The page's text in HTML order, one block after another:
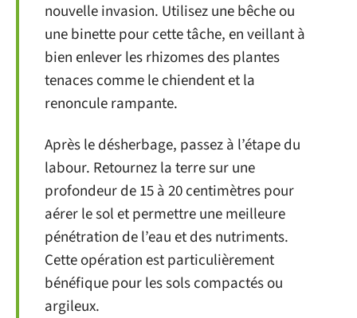
nouvelle invasion. Utilisez une bêche ou
une binette pour cette tâche, en veillant à
bien enlever les rhizomes des plantes
tenaces comme le chiendent et la
renoncule rampante.
Après le désherbage, passez à l’étape du
labour. Retournez la terre sur une
profondeur de 15 à 20 centimètres pour
aérer le sol et permettre une meilleure
pénétration de l’eau et des nutriments.
Cette opération est particulièrement
bénéfique pour les sols compactés ou
argileux.